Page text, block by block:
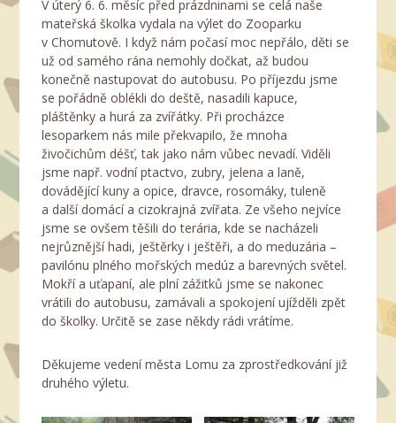
V úterý 6. 6. měsíc před prázdninami se celá naše
mateřská školka vydala na výlet do Zooparku
v Chomutově. I když nám počasí moc nepřálo, děti se
už od samého rána nemohly dočkat, až budou
konečně nastupovat do autobusu. Po příjezdu jsme
se pořádně oblékli do deště, nasadili kapuce,
pláštěnky a hurá za zvířátky. Při procházce
lesoparkem nás mile překvapilo, že mnoha
živočichům déšť, tak jako nám vůbec nevadí. Viděli
jsme např. vodní ptactvo, zubry, jelena a laně,
dovádějící kuny a opice, dravce, rosomáky, tuleně
a další domácí a cizokrajná zvířata. Ze všeho nejvíce
jsme se ovšem těšili do terária, kde se nacházeli
nejrůznější hadi, ještěrky i ještěři, a do meduzária –
pavilónu plného mořských medúz a barevných světel.
Mokří a uťapaní, ale plní zážitků jsme se nakonec
vrátili do autobusu, zamávali a spokojení ujížděli zpět
do školky. Určitě se zase někdy rádi vrátíme.
Děkujeme vedení města Lomu za zprostředkování již
druhého výletu.